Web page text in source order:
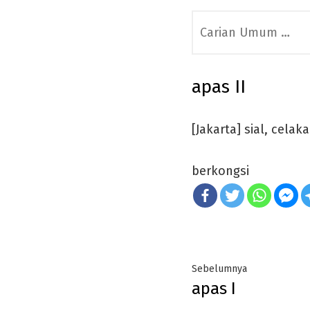
for:
apas II
[Jakarta] sial,
berkongsi
Post
navigation
SebelumnyaPrevious
apas I